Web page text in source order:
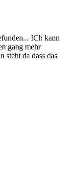
ICh kann
gang mehr
steht da dass das